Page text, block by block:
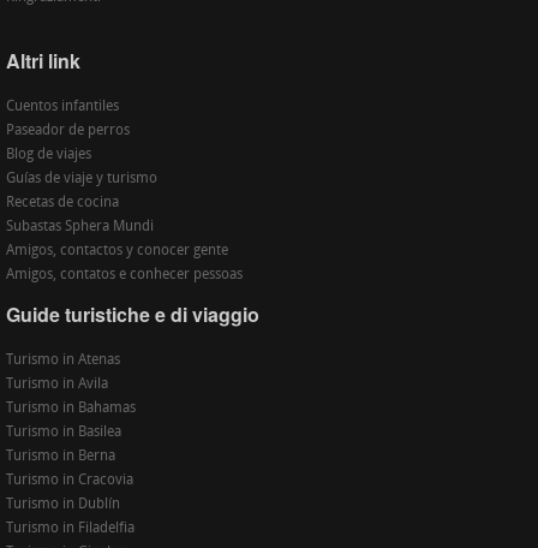
Altri link
Cuentos infantiles
Paseador de perros
Blog de viajes
Guías de viaje y turismo
Recetas de cocina
Subastas Sphera Mundi
Amigos, contactos y conocer gente
Amigos, contatos e conhecer pessoas
Guide turistiche e di viaggio
Turismo in Atenas
Turismo in Avila
Turismo in Bahamas
Turismo in Basilea
Turismo in Berna
Turismo in Cracovia
Turismo in Dublín
Turismo in Filadelfia